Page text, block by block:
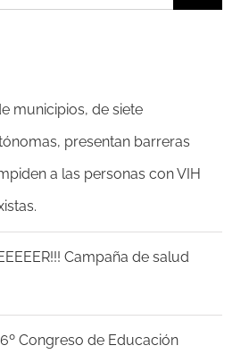
municipios, de siete
presentan barreras
a las personas con VIH
Campaña de salud
Congreso de Educación